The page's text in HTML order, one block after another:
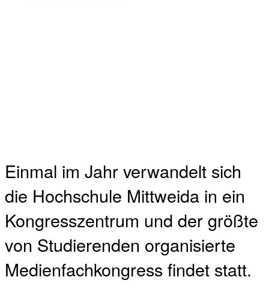
Einmal im Jahr verwandelt sich
die Hochschule Mittweida in ein
Kongresszentrum und der größte
von Studierenden organisierte
Medienfachkongress findet statt.